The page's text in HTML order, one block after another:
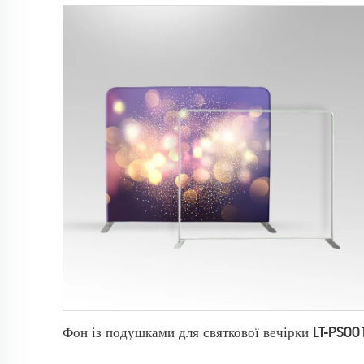
Фон із подушками для святкової вечірки LT-